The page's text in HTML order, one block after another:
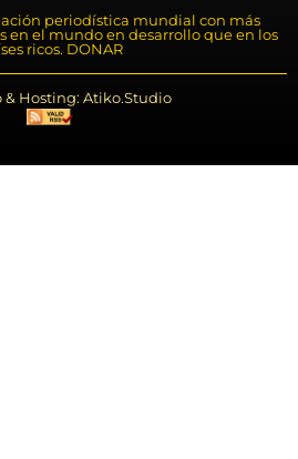
periodística mundial con más
en el mundo en desarrollo que en los
ricos. DONAR
& Hosting: Atiko.Studio